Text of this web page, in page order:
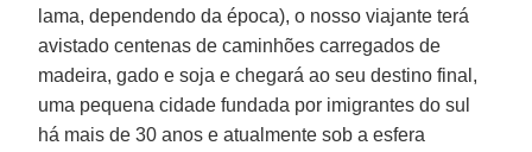
lama, dependendo da época), o nosso viajante terá
avistado centenas de caminhões carregados de
madeira, gado e soja e chegará ao seu destino final,
uma pequena cidade fundada por imigrantes do sul
há mais de 30 anos e atualmente sob a esfera